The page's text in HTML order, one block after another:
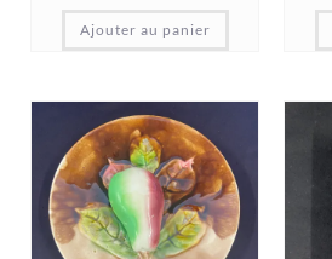
Ajouter au panier